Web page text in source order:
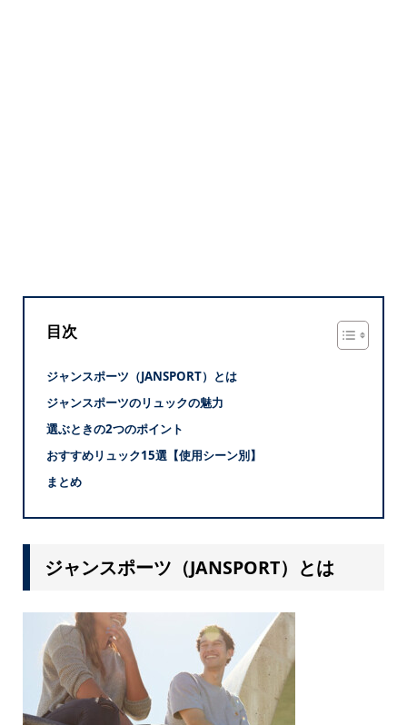
目次
ジャンスポーツ（JANSPORT）とは
ジャンスポーツのリュックの魅力
選ぶときの2つのポイント
おすすめリュック15選【使用シーン別】
まとめ
ジャンスポーツ（JANSPORT）とは